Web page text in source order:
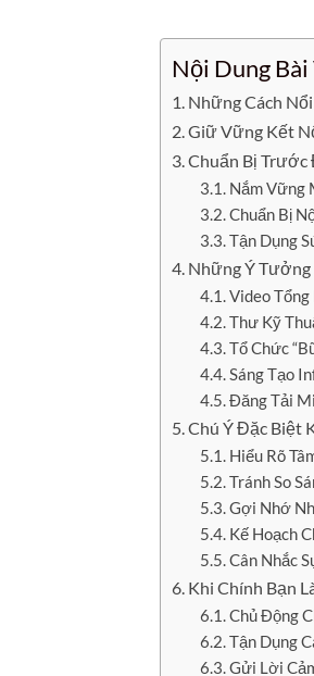
Nội Dung
Những Cách
Giữ Vững Kết
Chuẩn Bị Trước
Nắm Vững
Chuẩn Bị
Tận Dụng
Những Ý Tưởng
Video
Thư Kỹ
Tổ Chức
Sáng Tạo
Đăng Tải
Chú Ý Đặc Biệt
Hiểu Rõ
Tránh So
Gợi Nhớ
Kế Hoạch
Cân Nhắc
Khi Chính Bạn
Chủ Động
Tận Dụng
Gửi Lời